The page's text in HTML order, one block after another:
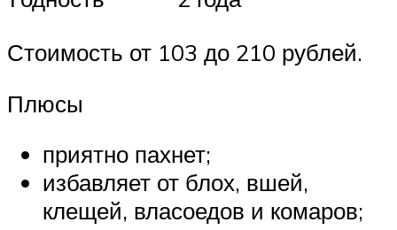
Стоимость от 103 до 210 рублей.
Плюсы
приятно пахнет;
избавляет от блох, вшей,
клещей, власоедов и комаров;